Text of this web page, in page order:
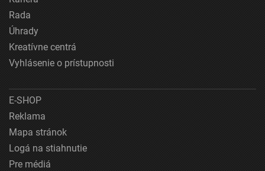
Rada
Úhrady
Kreatívne centrá
Vyhlásenie o prístupnosti
E-SHOP
Reklama
Mapa stránok
Logá na stiahnutie
Pre médiá